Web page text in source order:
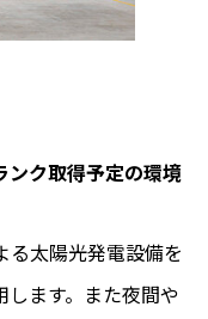
ンク取得予定の環境
る太陽光発電設備を
ます。また夜間や